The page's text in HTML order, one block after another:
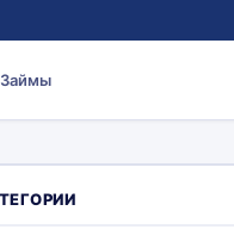
Займы